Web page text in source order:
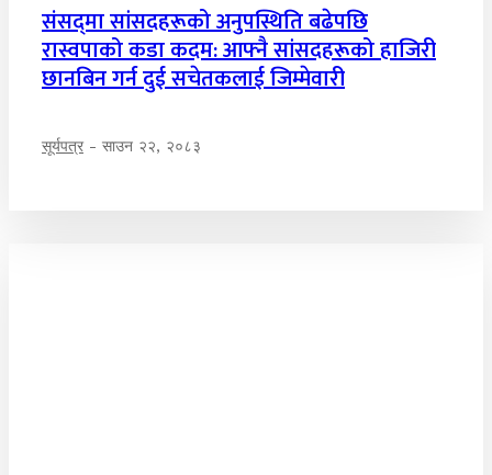
संसद्‌मा सांसदहरूको अनुपस्थिति बढेपछि
रास्वपाको कडा कदम: आफ्नै सांसदहरूको हाजिरी
छानबिन गर्न दुई सचेतकलाई जिम्मेवारी
सूर्यपत्र - साउन २२, २०८३